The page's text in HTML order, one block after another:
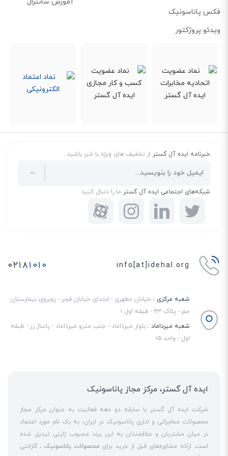
طراحی بدون فن برای سکوت مطلق
TL-SF1024M کاملاً بدون فن است، بنابراین هیچ صدایی تولید نمی‌کند و برای
وجود قفل امنیتی فیزیکی، آن را برای استفاده‌های داخلی ساده نگه می‌دارد. این
طراحی ساده و بی‌صدا، دوام و کارایی طولانی‌مدت را تضمین می‌کند.
فکس پاناسونیک
ویدئو پروژکتور
خبرنامه ایده آل گستراز تخفیف های ویژه با خبر باشید
شبکه‌های اجتماعی ایده آل گسترما را دنبال کنید
info[at]idehal.org ۰۲۱۸۱۰۱۰
شعبه مرکزی : خیابان مطهری - ابتدای خیابان فجر - روبروی بیمارستان
جم - پلاک ۴۳ - طبقه اول ۱
شعبه میرداماد : بلوار میرداماد - جنب مترو میرداماد - پاساژ رز - طبقه
اول - واحد ۱۵
ایده آل گستر، مرکز مجاز پاناسونیک
شرکت ایده آل گستر با سابقه دو دهه فعالیت به عنوان مرکز مجاز
محصولات مخابراتی و اداری پاناسونیک در ایران، به یک نام مورد اعتماد
در میان مشتریان و علاقمندان به این برند محبوب ژاپنی تبدیل شده
است. ارائه مشاوره‌های قبل از خرید برایمحصولات پاناسونیک، گارانتی